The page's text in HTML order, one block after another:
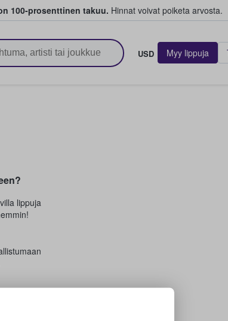
100-prosenttinen takuu. Hinnat voivat poiketa arvosta.
USD Myy lippuja
lippuja